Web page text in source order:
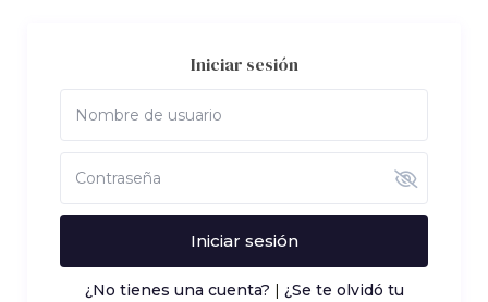
Iniciar sesión
Iniciar sesión
¿No tienes una cuenta? | ¿Se te olvidó tu